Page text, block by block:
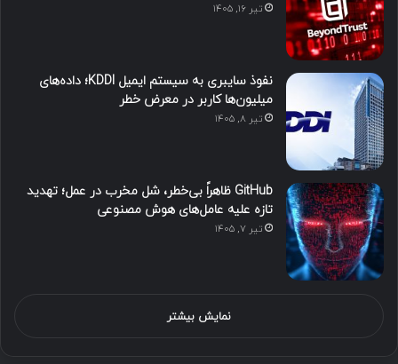
تیر ۱۶, ۱۴۰۵
نفوذ سایبری به سیستم ایمیل KDDI؛ داده‌های
میلیون‌ها کاربر در معرض خطر
تیر ۸, ۱۴۰۵
GitHub ظاهراً بی‌خطر، شل مخرب در عمل؛ تهدید
تازه علیه عامل‌های هوش مصنوعی
تیر ۷, ۱۴۰۵
نمایش بیشتر